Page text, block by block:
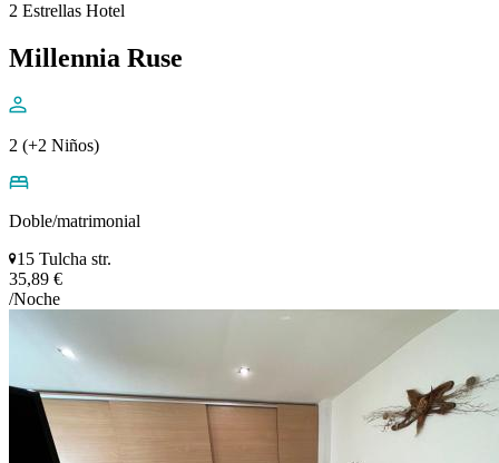
2 Estrellas Hotel
Millennia Ruse
2 (+2 Niños)
Doble/matrimonial
15 Tulcha str.
35,89 €
/Noche